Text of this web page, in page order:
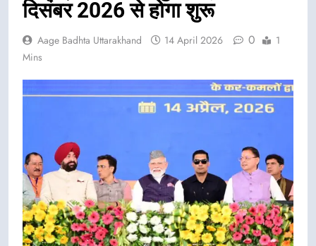
दिसंबर 2026 से होगा शुरू
Aage Badhta Uttarakhand 14 April 2026 0
1
Mins